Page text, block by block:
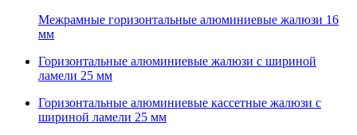
Межрамные горизонтальные алюминиевые жалюзи 16
мм
Горизонтальные алюминиевые жалюзи с шириной
ламели 25 мм
Горизонтальные алюминиевые кассетные жалюзи с
шириной ламели 25 мм